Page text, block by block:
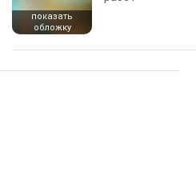
показать
обложку